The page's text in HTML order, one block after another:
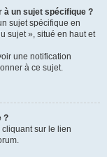
à un sujet spécifique ?
sujet spécifique en
sujet », situé en haut et
une notification
à ce sujet.
?
sur le lien